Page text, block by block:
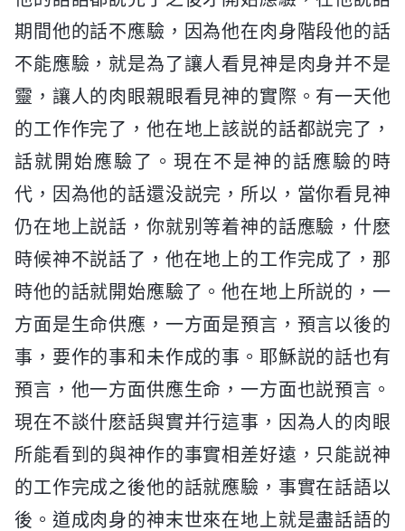
期間他的話不應驗，因為他在肉身階段他的話
不能應驗，就是為了讓人看見神是肉身并不是
靈，讓人的肉眼親眼看見神的實際。有一天他
的工作作完了，他在地上該説的話都説完了，
話就開始應驗了。現在不是神的話應驗的時
代，因為他的話還没説完，所以，當你看見神
仍在地上説話，你就别等着神的話應驗，什麽
時候神不説話了，他在地上的工作完成了，那
時他的話就開始應驗了。他在地上所説的，一
方面是生命供應，一方面是預言，預言以後的
事，要作的事和未作成的事。耶穌説的話也有
預言，他一方面供應生命，一方面也説預言。
現在不談什麽話與實并行這事，因為人的肉眼
所能看到的與神作的事實相差好遠，只能説神
的工作完成之後他的話就應驗，事實在話語以
後。道成肉身的神末世來在地上就是盡話語的